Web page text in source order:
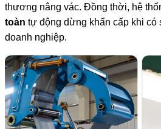
thương nâng vác. Đồng thời, hệ
toàn tự động dừng khẩn cấp khi có
doanh nghiệp.